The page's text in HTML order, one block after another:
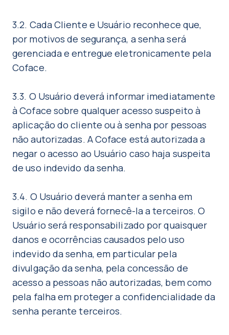
3.2. Cada Cliente e Usuário reconhece que,
por motivos de segurança, a senha será
gerenciada e entregue eletronicamente pela
Coface.
3.3. O Usuário deverá informar imediatamente
à Coface sobre qualquer acesso suspeito à
aplicação do cliente ou à senha por pessoas
não autorizadas. A Coface está autorizada a
negar o acesso ao Usuário caso haja suspeita
de uso indevido da senha.
3.4. O Usuário deverá manter a senha em
sigilo e não deverá fornecê-la a terceiros. O
Usuário será responsabilizado por quaisquer
danos e ocorrências causados pelo uso
indevido da senha, em particular pela
divulgação da senha, pela concessão de
acesso a pessoas não autorizadas, bem como
pela falha em proteger a confidencialidade da
senha perante terceiros.